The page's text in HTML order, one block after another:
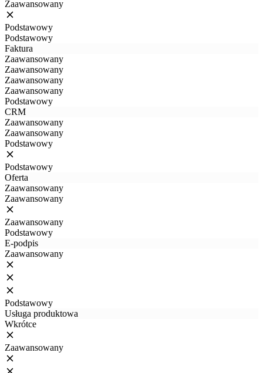
Zaawansowany
Podstawowy
Podstawowy
Faktura
Zaawansowany
Zaawansowany
Zaawansowany
Zaawansowany
Podstawowy
CRM
Zaawansowany
Zaawansowany
Podstawowy
Podstawowy
Oferta
Zaawansowany
Zaawansowany
Zaawansowany
Podstawowy
E-podpis
Zaawansowany
Podstawowy
Usługa produktowa
Wkrótce
Zaawansowany